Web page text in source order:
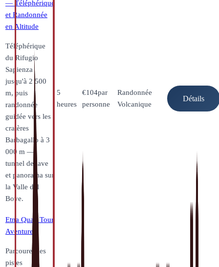
— Téléphérique
et Randonnée
en Altitude
Téléphérique
du Rifugio
Sapienza
jusqu'à 2 500
m, puis
randonnée
guidée vers les
cratères
Barbagallo à 3
000 m —
tunnel de lave
et panorama sur
la Valle del
Bove.
5
heures
€104par
personne
Randonnée
Volcanique
Détails
Etna Quad Tour
Aventure
Parcourez les
pistes